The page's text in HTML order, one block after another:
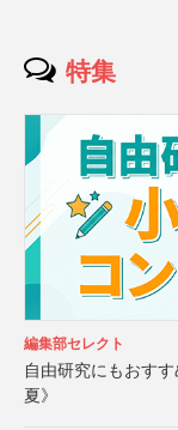
特集
編集部セレクト
自由研究にもおす
夏》